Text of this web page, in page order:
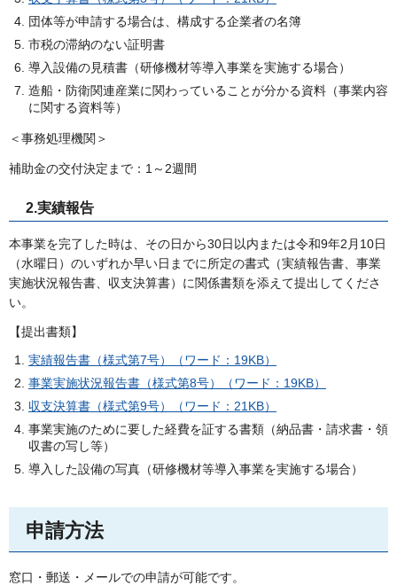
団体等が申請する場合は、構成する企業者の名簿
市税の滞納のない証明書
導入設備の見積書（研修機材等導入事業を実施する場合）
造船・防衛関連産業に関わっていることが分かる資料（事業内容
に関する資料等）
＜事務処理機関＞
補助金の交付決定まで：1～2週間
2.実績報告
本事業を完了した時は、その日から30日以内または令和9年2月10日
（水曜日）のいずれか早い日までに所定の書式（実績報告書、事業
実施状況報告書、収支決算書）に関係書類を添えて提出してくださ
い。
【提出書類】
実績報告書（様式第7号）（ワード：19KB）
事業実施状況報告書（様式第8号）（ワード：19KB）
収支決算書（様式第9号）（ワード：21KB）
事業実施のために要した経費を証する書類（納品書・請求書・領
収書の写し等）
導入した設備の写真（研修機材等導入事業を実施する場合）
申請方法
窓口・郵送・メールでの申請が可能です。